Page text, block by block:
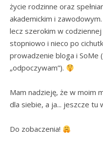
życie rodzinne oraz
akademickim i
lecz szerokim w
stopniowo i nieco po
prowadzenie bloga i SoMe
„odpoczywam”).
Mam nadzieję, że w moim
dla siebie, a ja... jeszcze tu
Do zobaczenia!